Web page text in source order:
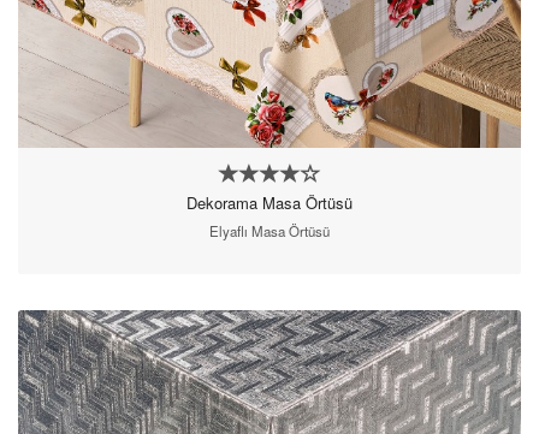
Dekorama Masa Örtüsü
Elyaflı Masa Örtüsü